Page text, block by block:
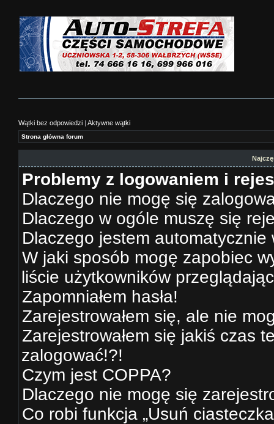
Wątki bez odpowiedzi | Aktywne wątki
Strona główna forum
Problemy z logowaniem i
Dlaczego nie mogę się
Dlaczego w ogóle muszę się
Dlaczego jestem automatycznie
W jaki sposób mogę zapobiec
liście użytkowników
Zapomniałem hasła!
Zarejestrowałem się, ale nie
Zarejestrowałem się jakiś czas
zalogować!?!
Czym jest COPPA?
Dlaczego nie mogę się
Co robi funkcja „Usuń